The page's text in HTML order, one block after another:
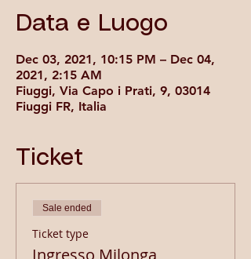
Data e Luogo
Dec 03, 2021, 10:15 PM – Dec 04,
2021, 2:15 AM
Fiuggi, Via Capo i Prati, 9, 03014
Fiuggi FR, Italia
Ticket
Sale ended
Ticket type
Ingresso Milonga